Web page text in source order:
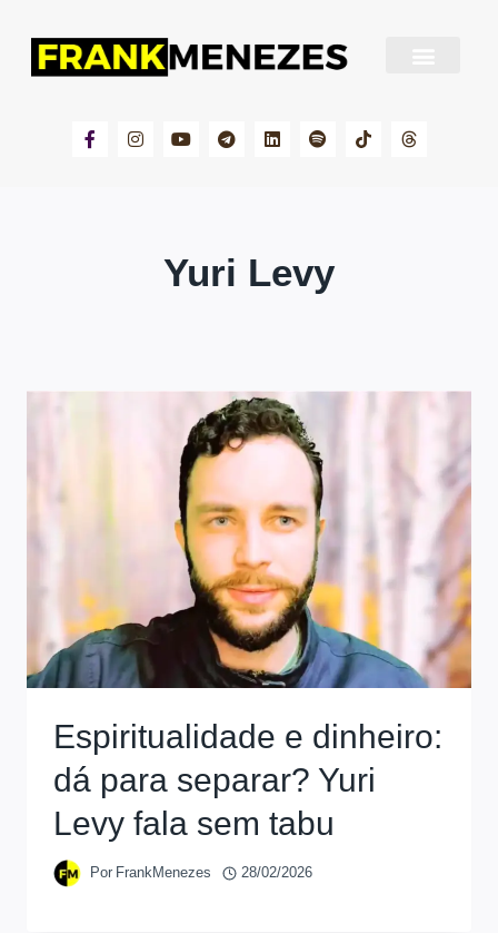
Yuri Levy
Espiritualidade e dinheiro:
dá para separar? Yuri
Levy fala sem tabu
Por FrankMenezes 28/02/2026